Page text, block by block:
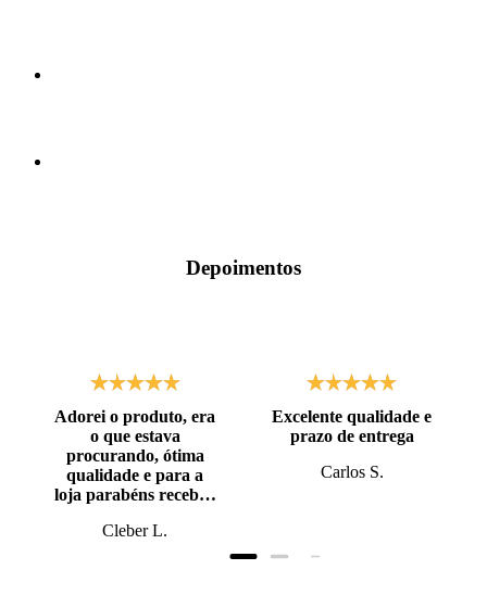
Depoimentos
Adorei o produto, era
o que estava
procurando, ótima
qualidade e para a
loja parabéns recebi o
prazo, super bem
Cleber L.
Excelente qualidade e
prazo de entrega
Carlos S.